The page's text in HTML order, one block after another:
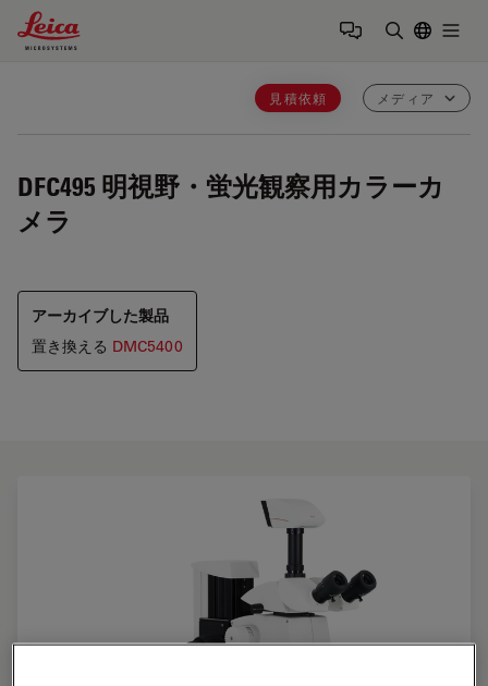
Leica Microsystems Logo
見積依頼 メディア
DFC495 明視野・蛍光観察用カラーカ
メラ
アーカイブした製品
置き換える DMC5400